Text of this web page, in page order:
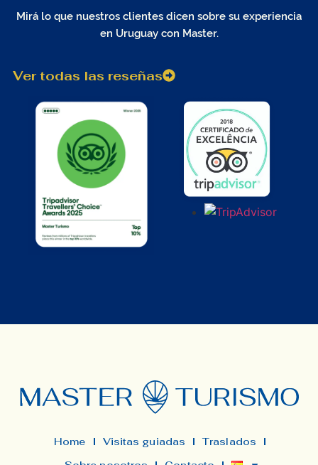
Mirá lo que nuestros clientes dicen sobre su experiencia
en Uruguay con Master.
Ver todas las reseñas
Home Visitas guiadas
Traslados